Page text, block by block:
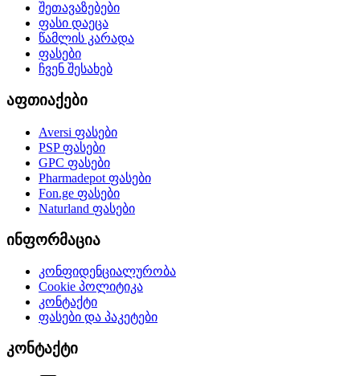
შეთავაზებები
ფასი დაეცა
წამლის კარადა
ფასები
ჩვენ შესახებ
აფთიაქები
Aversi ფასები
PSPფასები
GPC ფასები
Pharmadepot ფასები
Fon.ge ფასები
Naturland ფასები
ინფორმაცია
კონფიდენციალურობა
Cookie პოლიტიკა
კონტაქტი
ფასები და პაკეტები
კონტაქტი